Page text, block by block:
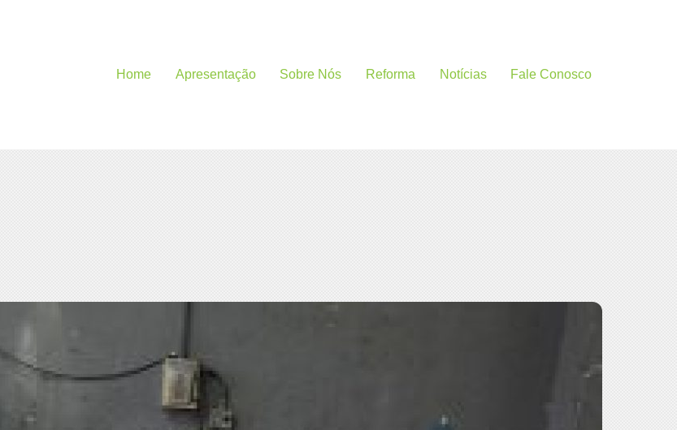
Home Apresentação Sobre Nós Reforma Notícias Fale Conosco